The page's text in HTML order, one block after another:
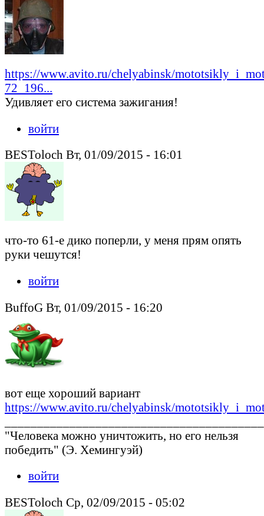
https://www.avito.ru/chelyabinsk/
72_196...
Удивляет его система зажигания!
войти
BESToloch Вт, 01/09/2015 - 16:01
что-то 61-е дико поперли, у меня прям опять
руки чешутся!
войти
BuffoG Вт, 01/09/2015 - 16:20
вот еще хороший вариант
https://www.avito.ru/chelyabinsk/
"Человека можно уничтожить, но его нельзя
победить" (Э. Хемингуэй)
войти
BESToloch Ср, 02/09/2015 - 05:02